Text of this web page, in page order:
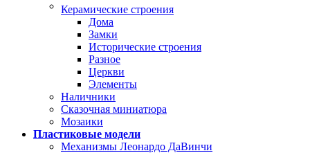
Керамические строения
Дома
Замки
Исторические строения
Разное
Церкви
Элементы
Наличники
Сказочная миниатюра
Мозаики
Пластиковые модели
Механизмы Леонардо ДаВинчи